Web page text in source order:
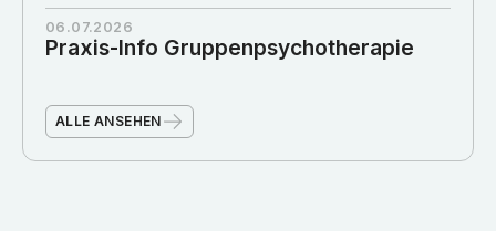
06.07.2026
Praxis-Info Gruppenpsychotherapie
ALLE ANSEHEN